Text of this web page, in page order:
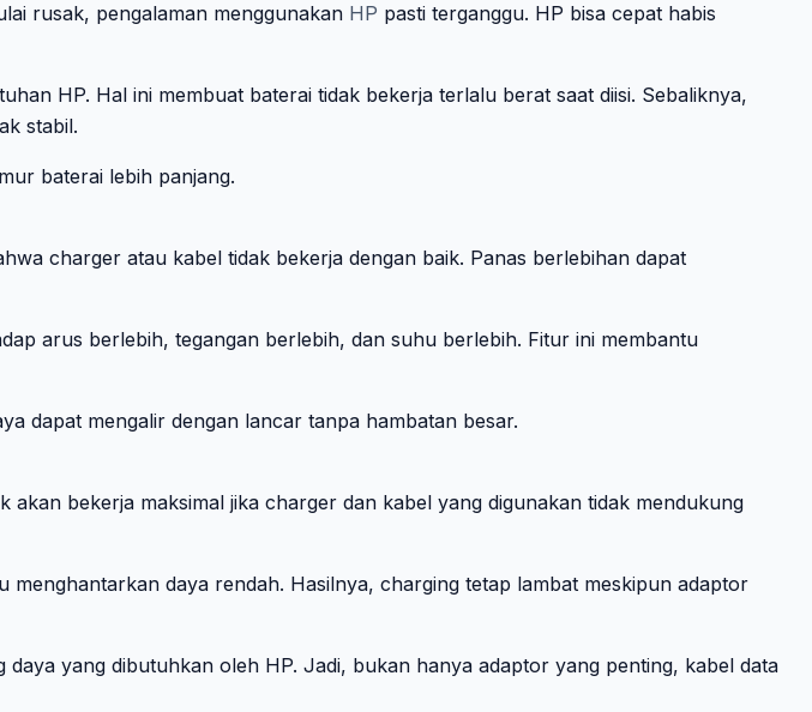
rusak, pengalaman menggunakan HP pasti terganggu. HP bisa cepat habis
HP. Hal ini membuat baterai tidak bekerja terlalu berat saat diisi. Sebaliknya,
stabil.
baterai lebih panjang.
charger atau kabel tidak bekerja dengan baik. Panas berlebihan dapat
arus berlebih, tegangan berlebih, dan suhu berlebih. Fitur ini membantu
dapat mengalir dengan lancar tanpa hambatan besar.
bekerja maksimal jika charger dan kabel yang digunakan tidak mendukung
daya rendah. Hasilnya, charging tetap lambat meskipun adaptor
yang dibutuhkan oleh HP. Jadi, bukan hanya adaptor yang penting, kabel data